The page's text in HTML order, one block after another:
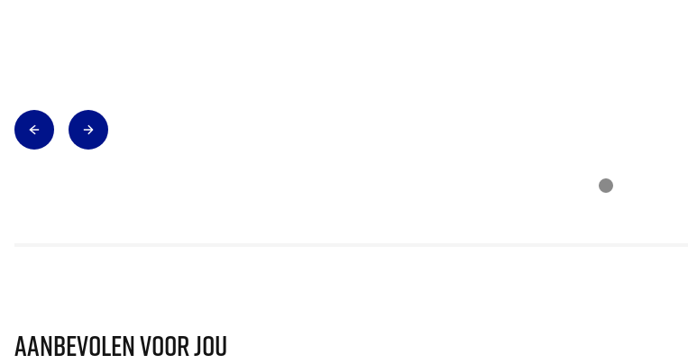
Aanbevolen voor jou